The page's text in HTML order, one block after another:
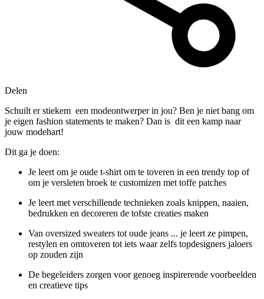
Delen
Schuilt er stiekem een modeontwerper in jou? Ben je niet bang om
je eigen fashion statements te maken? Dan is dit een kamp naar
jouw modehart!
Dit ga je doen:
Je leert om je oude t-shirt om te toveren in een trendy top of
om je versleten broek te customizen met toffe patches
Je leert met verschillende technieken zoals knippen, naaien,
bedrukken en decoreren de tofste creaties maken
Van oversized sweaters tot oude jeans ... je leert ze pimpen,
restylen en omtoveren tot iets waar zelfs topdesigners jaloers
op zouden zijn
De begeleiders zorgen voor genoeg inspirerende voorbeelden
en creatieve tips